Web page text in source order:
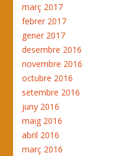
març 2017
febrer 2017
gener 2017
desembre 2016
novembre 2016
octubre 2016
setembre 2016
juny 2016
maig 2016
abril 2016
març 2016